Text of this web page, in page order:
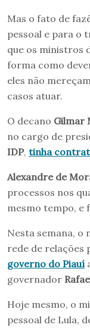
Mas o fato de
pessoal e para o
que os ministros
forma como
eles não
casos atuar.
O decano Gilmar
no cargo de
IDP, tinha
Alexandre de
processos nos
mesmo tempo, e
Nesta semana, o
rede de relações
governo do Piauí
governador
Hoje mesmo, o
pessoal de Lula,